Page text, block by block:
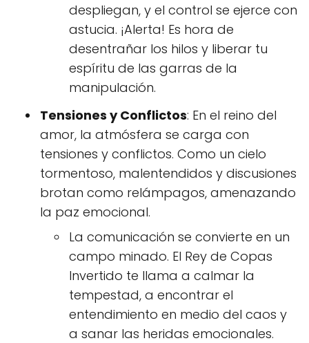
despliegan, y el control se ejerce con
astucia. ¡Alerta! Es hora de
desentrañar los hilos y liberar tu
espíritu de las garras de la
manipulación.
Tensiones y Conflictos: En el reino del
amor, la atmósfera se carga con
tensiones y conflictos. Como un cielo
tormentoso, malentendidos y discusiones
brotan como relámpagos, amenazando
la paz emocional.
La comunicación se convierte en un
campo minado. El Rey de Copas
Invertido te llama a calmar la
tempestad, a encontrar el
entendimiento en medio del caos y
a sanar las heridas emocionales.